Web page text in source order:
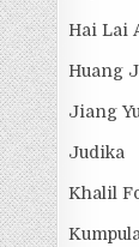
Hai Lai
Huang
Jiang
Judika
Khalil